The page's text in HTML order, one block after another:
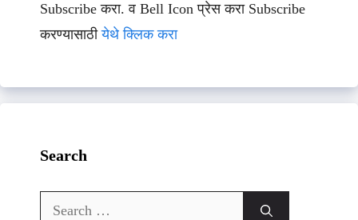
Subscribe करा. व Bell Icon प्रेस करा Subscribe
करण्यासाठीयेथे क्लिक करा
Search
Search